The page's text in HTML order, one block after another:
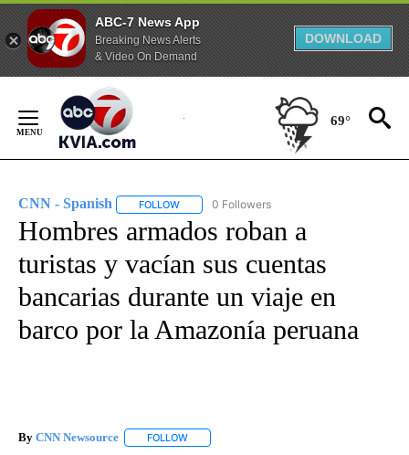
ABC-7 News App
Breaking News Alerts
& Video On Demand
DOWNLOAD
Content
69°
CNN - Spanish FOLLOW FOLLOW "CNN - SPANISH" TO RECEIVE
0 Followers
Hombres armados roban a
turistas y vacían sus cuentas
bancarias durante un viaje en
barco por la Amazonía peruana
By CNN Newsource FOLLOW